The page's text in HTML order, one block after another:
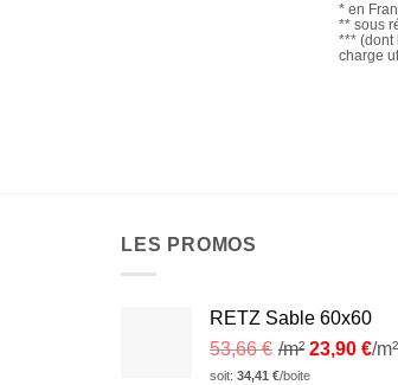
* en
** sous
*** (dont
charge
LES PROMOS
RETZ Sable 60x60
53,66€ /m² 23,90 €/m²
soit: 34,41 €/boite